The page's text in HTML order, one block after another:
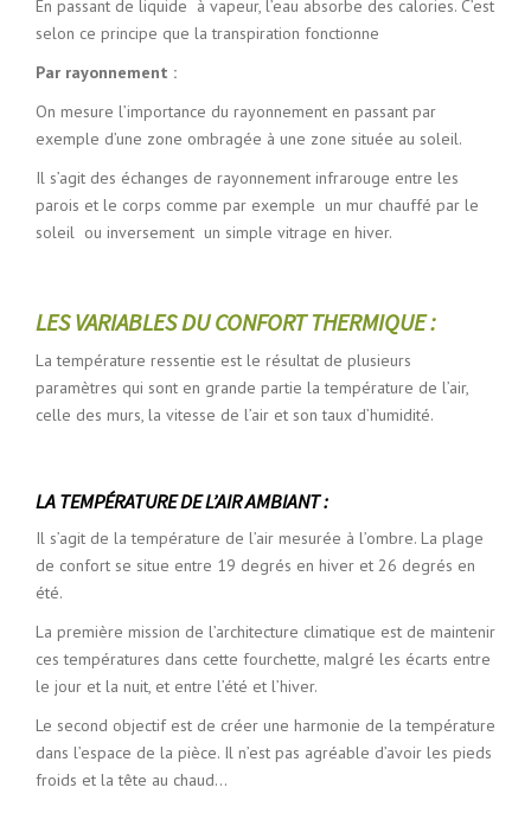
En passant de liquide à vapeur, l’eau absorbe des calories. C’est
selon ce principe que la transpiration fonctionne
Par rayonnement :
On mesure l’importance du rayonnement en passant par
exemple d’une zone ombragée à une zone située au soleil.
Il s’agit des échanges de rayonnement infrarouge entre les
parois et le corps comme par exemple un mur chauffé par le
soleil ou inversement un simple vitrage en hiver.
LES VARIABLES DU CONFORT THERMIQUE :
La température ressentie est le résultat de plusieurs
paramètres qui sont en grande partie la température de l’air,
celle des murs, la vitesse de l’air et son taux d’humidité.
LA TEMPÉRATURE DE L’AIR AMBIANT :
Il s’agit de la température de l’air mesurée à l’ombre. La plage
de confort se situe entre 19 degrés en hiver et 26 degrés en
été.
La première mission de l’architecture climatique est de maintenir
ces températures dans cette fourchette, malgré les écarts entre
le jour et la nuit, et entre l’été et l’hiver.
Le second objectif est de créer une harmonie de la température
dans l’espace de la pièce. Il n’est pas agréable d’avoir les pieds
froids et la tête au chaud…